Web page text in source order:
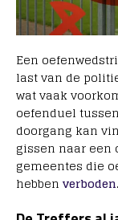
Een
last van de
wat vaak
oefenduel
doorgang kan
gissen naar een
gemeentes die
hebben verboden.